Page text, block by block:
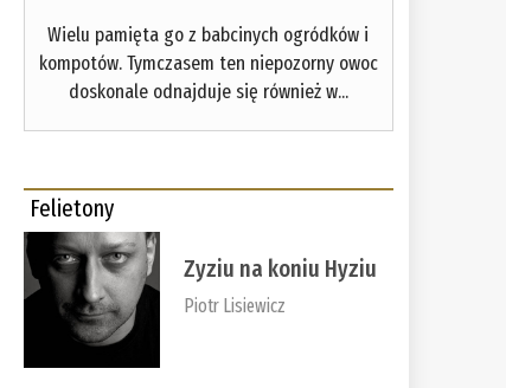
Wielu pamięta go z babcinych ogródków i
kompotów. Tymczasem ten niepozorny owoc
doskonale odnajduje się również w...
Felietony
Zyziu na koniu Hyziu
Piotr Lisiewicz